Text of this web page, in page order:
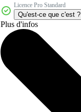
Licence Pro Standard
Qu'est-ce que c'est ?
Plus d'infos